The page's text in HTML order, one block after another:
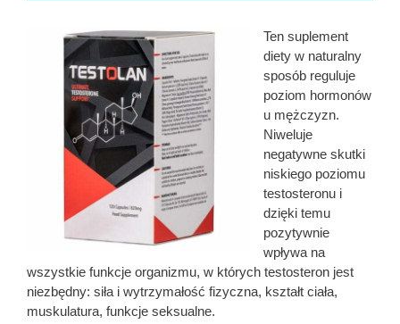
Ten suplement
diety w naturalny
sposób reguluje
poziom hormonów
u mężczyzn.
Niweluje
negatywne skutki
niskiego poziomu
testosteronu i
dzięki temu
pozytywnie
wpływa na
wszystkie funkcje organizmu, w których testosteron jest
niezbędny: siła i wytrzymałość fizyczna, kształt ciała,
muskulatura, funkcje seksualne.